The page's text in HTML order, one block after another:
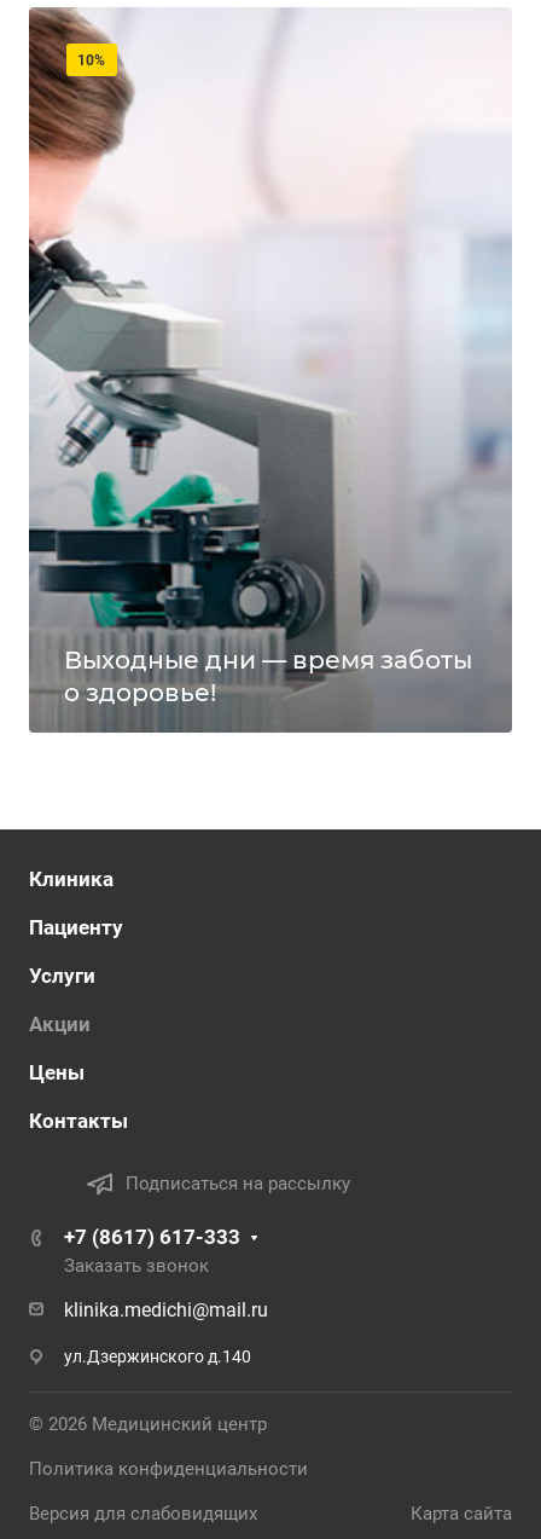
Выходные дни — время заботы
о здоровье!
10%
Клиника
Пациенту
Услуги
Акции
Цены
Контакты
Подписаться на рассылку
+7 (8617) 617-333
Заказать звонок
klinika.medichi@mail.ru
ул.Дзержинского д.140
© 2026 Медицинский центр
Политика конфиденциальности
Версия для слабовидящих Карта сайта